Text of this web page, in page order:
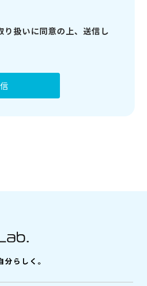
り扱いに同意の上、送信し
らしく。